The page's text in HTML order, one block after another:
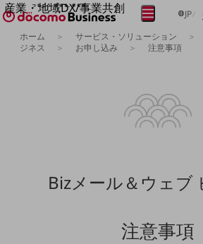
産業・地域DX/事業共創
OPEN HUB for Plural Futures
自律・分散・協調型社会の実現を目指し、
プレイヤー(カタリスト/パートナー企業)
企業と地域が持続成長する社会を目指します
JP日
メニュー
開く
ホーム サービス・ソリューション
ジネス
お申し込み 注意事項
Bizメール＆ウェブ
注意事項